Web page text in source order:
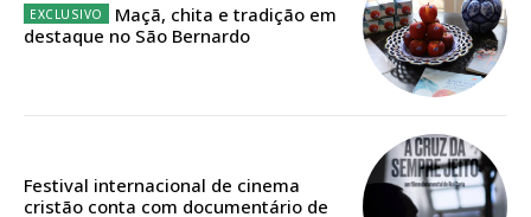
Maçã, chita e tradição em
destaque no São Bernardo
Festival internacional de cinema
cristão conta com documentário de